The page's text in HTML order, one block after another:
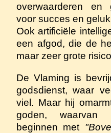
overwaarderen en
voor succes en
Ook artificiële
een afgod, die de
maar zeer grote
De Vlaming is
godsdienst, waar
viel. Maar hij
goden,
beginnen met